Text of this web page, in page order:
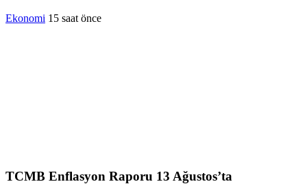
Ekonomi 15 saat önce
TCMB Enflasyon Raporu 13 Ağustos’ta